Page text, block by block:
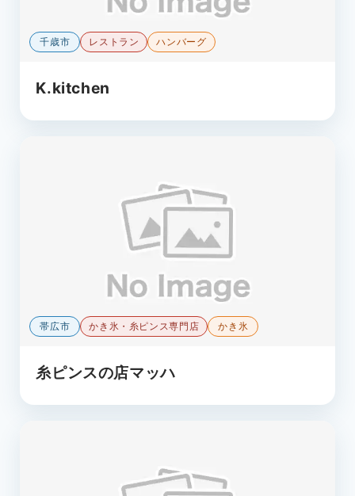
千歳市 レストラン ハンバーグ
K.kitchen
帯広市 かき氷・糸ピンス専門店 かき氷
糸ピンスの店マッハ